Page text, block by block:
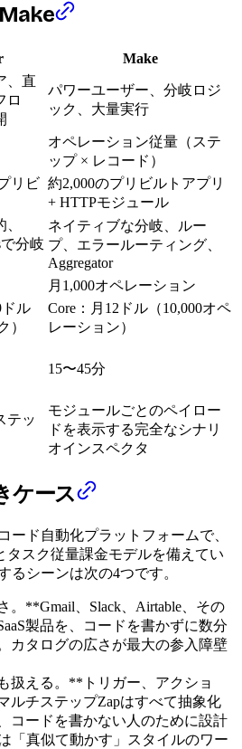
Make
、直
ロ
パワーユーザー、分岐ロジ
ック、大量実行
オペレーション従量（ステ
ップ × レコード）
リビ 約2,000のプリビルトアプリ
+ HTTPモジュール
で分岐
ネイティブな分岐、ルー
プ、エラールーティング、
Aggregator
月1,000オペレーション
ドル
）
Core：月12ドル（10,000オペ
レーション）
15〜45分
テッ
モジュールごとのペイロー
ドを表示する完全なシナリ
オインスペクタ
ケース
ード自動化プラットフォームで、
タスク従量課金モデルを備えてい
るシーンは次の4つです。
。**Gmail、Slack、Airtable、その
製品を、コードを書かずに数分
カタログの広さが最大の参入障壁
扱える。**トリガー、アクショ
ルチステップZapはすべて抽象化
コードを書かない人のために設計
「真似て動かす」スタイルのワー